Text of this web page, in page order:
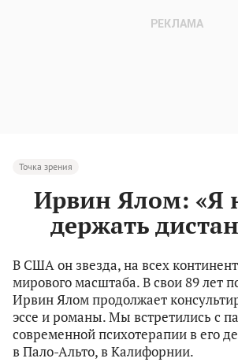
Точка зрения
Ирвин Ялом: «Я
держать
В США он звезда, на всех
мирового масштаба. В свои 89 лет
Ирвин Ялом продолжает
эссе и романы. Мы встретились с
современной психотерапии в его
в Пало-Альто, в Калифорнии.